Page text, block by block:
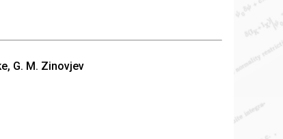
G. M. Zinovjev